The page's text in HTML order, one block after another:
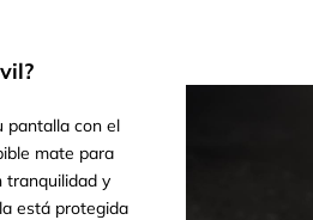
pantalla con el
mate para
tranquilidad y
está protegida